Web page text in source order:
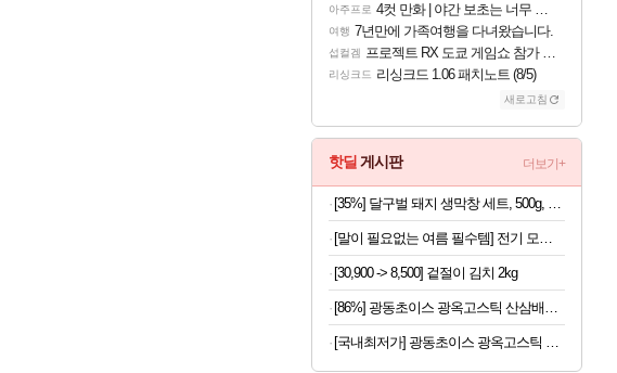
아주프로 4컷 만화 | 야간 보초는 너무 힘들어
여행 7년만에 가족여행을 다녀왔습니다.
섭컬겜 프로젝트 RX 도쿄 게임쇼 참가 결정
리싱크드 리싱크드 1.06 패치노트 (8/5)
새로고침
핫딜 게시판 더보기+
[30,900 -> 8,500] 겉절이 김치 2kg
[국내최저가] 광동초이스 광옥고스틱 산삼배양근 30포